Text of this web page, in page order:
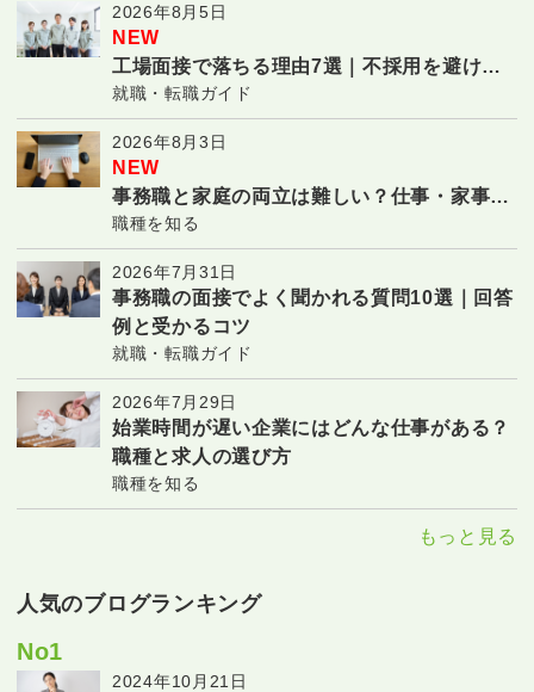
2026年8月5日
NEW
工場面接で落ちる理由7選｜不採用を避ける
対策と合格のコツ
就職・転職ガイド
2026年8月3日
NEW
事務職と家庭の両立は難しい？仕事・家事・
子育てを続ける7つのコツ
職種を知る
2026年7月31日
事務職の面接でよく聞かれる質問10選｜回答
例と受かるコツ
就職・転職ガイド
2026年7月29日
始業時間が遅い企業にはどんな仕事がある？
職種と求人の選び方
職種を知る
もっと見る
人気のブログランキング
No1
2024年10月21日